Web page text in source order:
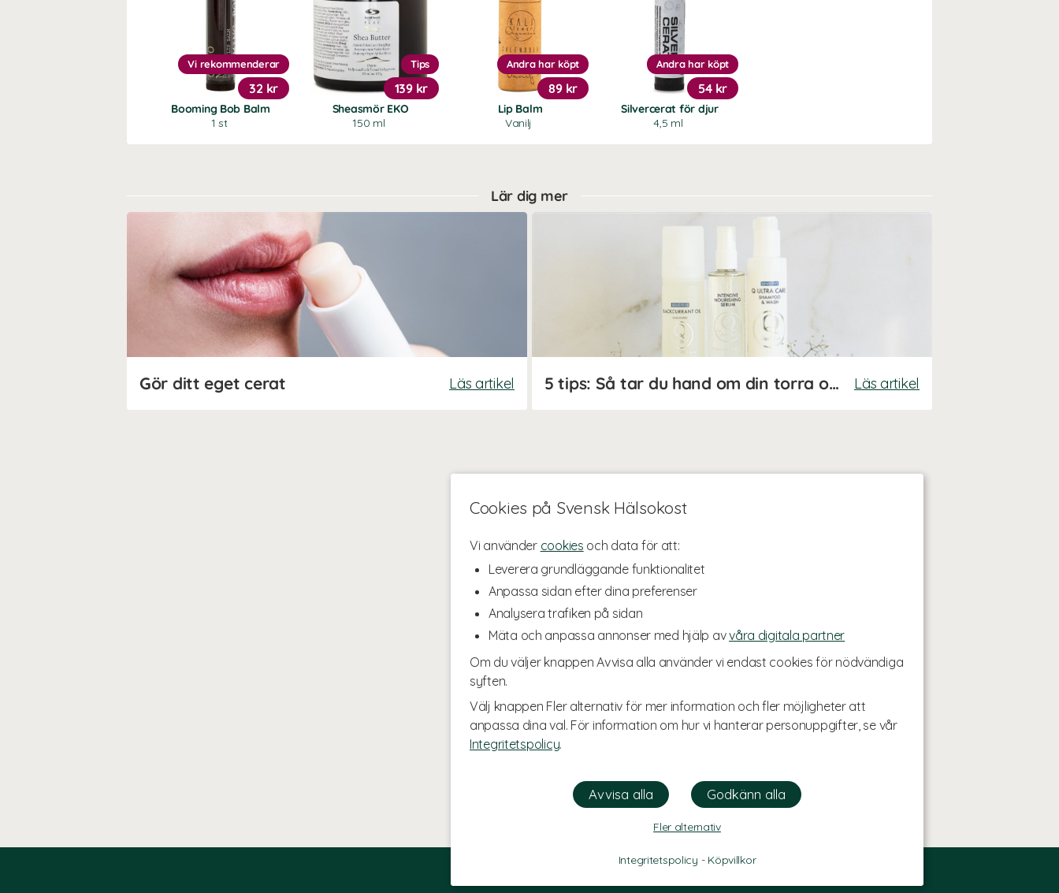
Cookies på Svensk Hälsokost
Vi använder cookies och data för att:
Leverera grundläggande funktionalitet
Anpassa sidan efter dina preferenser
Analysera trafiken på sidan
Mäta och anpassa annonser med hjälp avvåra digitala partner
Om du väljer knappen Avvisa alla använder vi endast cookies för nödvändiga
syften.
Välj knappen Fler alternativ för mer information och fler möjligheter att
anpassa dina val. För information om hur vi hanterar personuppgifter, se vår
Integritetspolicy.
Fler alternativ
Integritetspolicy - Köpvillkor
Booming Bob Balm
1 st
Vi rekommenderar
32 kr
Sheasmör EKO
150 ml
Tips
139 kr
Lip Balm
Vanilj
Andra har köpt
89 kr
Silvercerat för djur
4,5 ml
Andra har köpt
54 kr
Lär dig mer
Gör ditt eget cerat Läs artikel 5 tips: Så tar du hand om din torra och känsliga hud Läs artikel